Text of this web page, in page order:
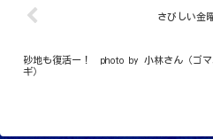
さびしい金
砂地も復活ー！ photo by 小林さん（ゴマ
ギ）